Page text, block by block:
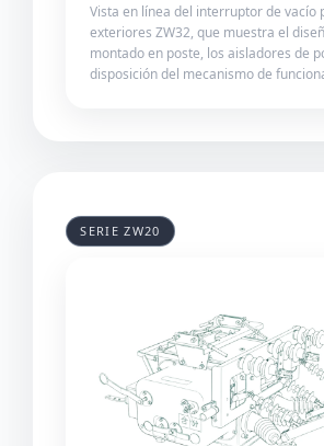
Vista en línea del interruptor de vacío
exteriores ZW32, que muestra el
montado en poste, los aisladores de
disposición del mecanismo de
SERIE ZW20